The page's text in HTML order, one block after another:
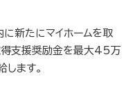
新たにマイホームを取
得支援奨励金を最大45万
ます。